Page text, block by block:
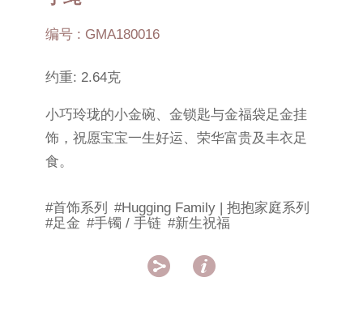
编号 : GMA180016
约重: 2.64克
小巧玲珑的小金碗、金锁匙与金福袋足金挂
饰，祝愿宝宝一生好运、荣华富贵及丰衣足
食。
#首饰系列
#Hugging Family | 抱抱家庭系列
#足金 #手镯 / 手链 #新生祝福
 